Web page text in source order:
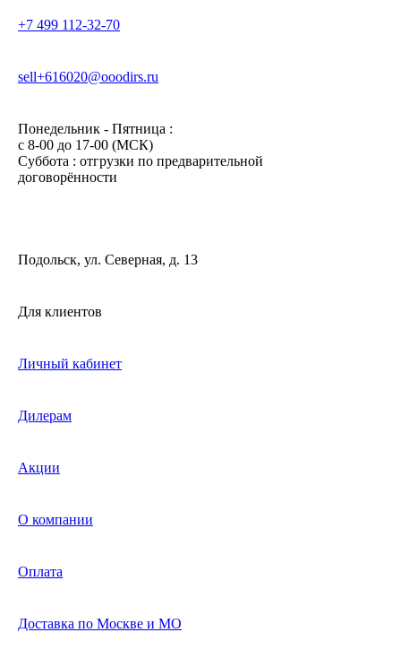
+7 499 112-32-70
sell+616020@ooodirs.ru
Понедельник - Пятница :
c 8-00 до 17-00 (МСК)
Суббота : отгрузки по предварительной
договорённости
Подольск, ул. Северная, д. 13
Для клиентов
Личный кабинет
Дилерам
Акции
О компании
Оплата
Доставка по Москве и МО